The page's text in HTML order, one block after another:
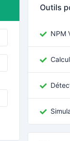
Outils
NPM